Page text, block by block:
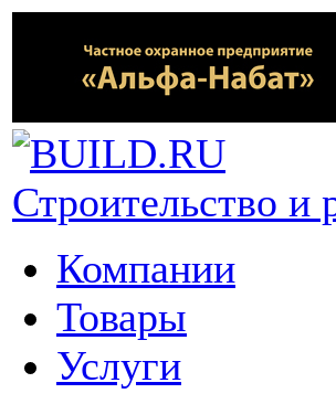
Строительство и
Компании
Товары
Услуги